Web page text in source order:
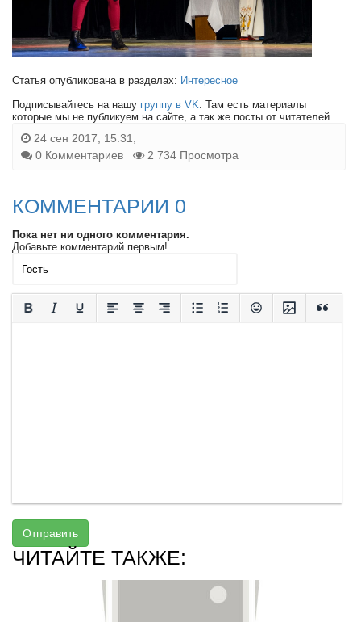
Статья опубликована в разделах: Интересное
Подписывайтесь на нашу группу в VK. Там есть материалы
которые мы не публикуем на сайте, а так же посты от читателей.
24 сен 2017, 15:31,
0 Комментариев
2 734 Просмотра
КОММЕНТАРИИ 0
Пока нет ни одного комментария.
Добавьте комментарий первым!
Отправить
ЧИТАЙТЕ ТАКЖЕ: